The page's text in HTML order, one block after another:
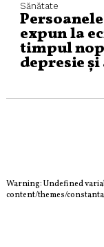
Sănătate
expun la
timpul
depresie
Warning: Undefined
content/themes/